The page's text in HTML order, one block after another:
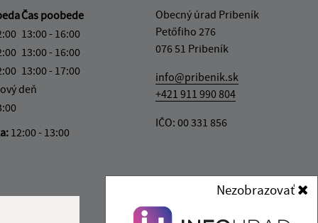
Nezobrazovať
Čas poobede
13:00 - 16:00
13:00 - 16:00
13:00 - 17:00
deň
12:00 - 13:00
Obecný úrad Pribeník
Petőfiho 276
076 51 Pribeník
info@pribenik.sk
+421 911 990 804
IČO: 00 331 856